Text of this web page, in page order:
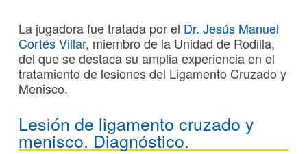
La jugadora fue tratada por el Dr. Jesús Manuel
Cortés Villar, miembro de la Unidad de Rodilla,
del que se destaca su amplia experiencia en el
tratamiento de lesiones del Ligamento Cruzado y
Menisco.
Lesión de ligamento cruzado y
menisco. Diagnóstico.